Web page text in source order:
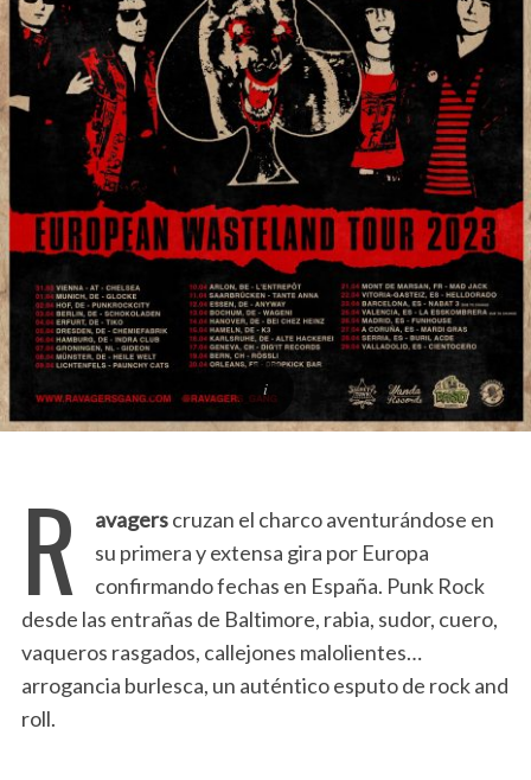
R avagerscruzan el charco aventurándose en
su primera y extensa gira por Europa
confirmando fechas en España. Punk Rock
desde las entrañas de Baltimore, rabia, sudor, cuero,
vaqueros rasgados, callejones malolientes…
arrogancia burlesca, un auténtico esputo de rock and
roll.